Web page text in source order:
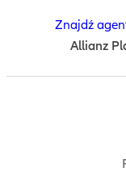
Znajdź
Allianz